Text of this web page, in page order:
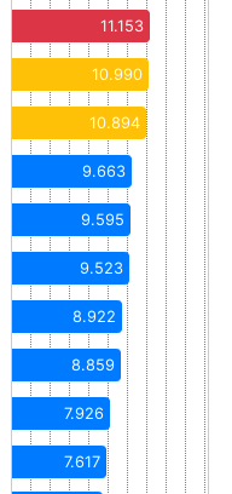
11.153
10.990
10.894
9.663
9.595
9.523
8.922
8.859
7.926
7.617